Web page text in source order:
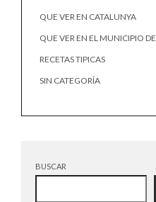
QUE VER EN CATALUNYA
QUE VER EN EL MUNICIPIO DE
RECETAS TIPICAS
SIN CATEGORÍA
BUSCAR